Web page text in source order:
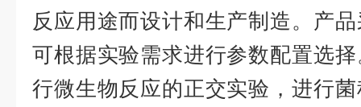
反应用途而设计和生产制造。产
可根据实验需求进行参数配置选
行微生物反应的正交实验，进行